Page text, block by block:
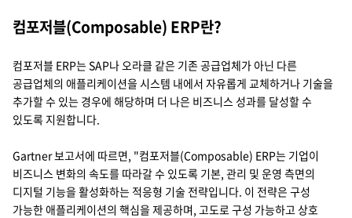
이벤트/웨비나
채용
컴포저블(Composable) ERP란?
컴포저블 ERP는 SAP나 오라클 같은 기존 공급업체가 아닌 다른
공급업체의 애플리케이션을 시스템 내에서 자유롭게 교체하거나 기술을
추가할 수 있는 경우에 해당하며 더 나은 비즈니스 성과를 달성할 수
있도록 지원합니다.
Gartner 보고서에 따르면, "컴포저블(Composable) ERP는 기업이
비즈니스 변화의 속도를 따라갈 수 있도록 기본, 관리 및 운영 측면의
디지털 기능을 활성화하는 적응형 기술 전략입니다. 이 전략은 구성
가능한 애플리케이션의 핵심을 제공하며, 고도로 구성 가능하고 상호